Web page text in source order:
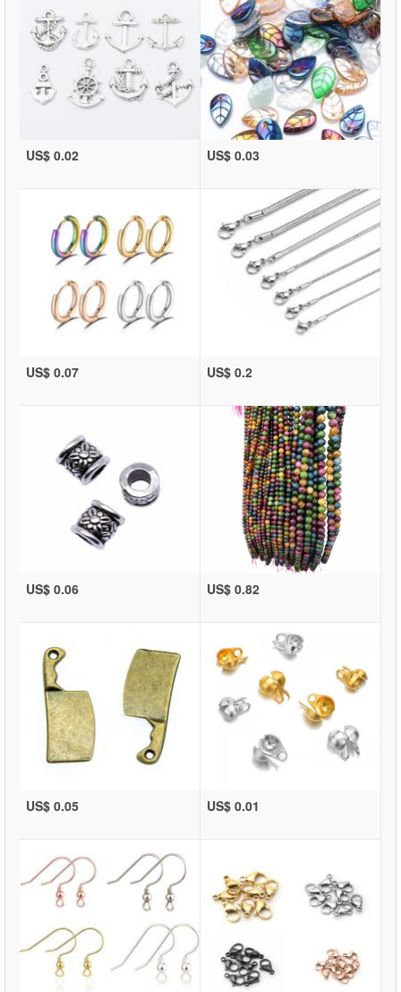
US$ 0.02 US$ 0.03
US$ 0.07 US$ 0.2
US$ 0.06 US$ 0.82
US$ 0.05 US$ 0.01